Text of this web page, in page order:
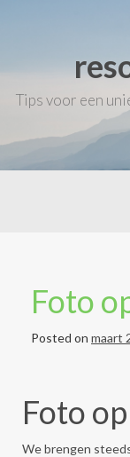
Tips voor een
Foto
Posted on maart
Foto
We brengen